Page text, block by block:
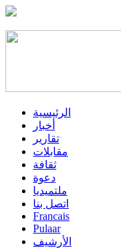
الرئيسية
أخبار
تقارير
مقابلات
ثقافة
دعوة
ملتميديا
اتصل بنا
Francais
Pulaar
الأرشيف